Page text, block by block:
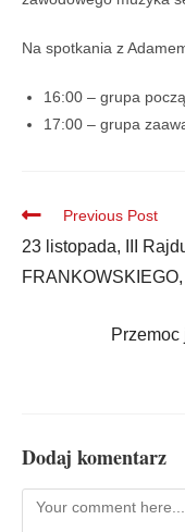
Na spotkania z
16:00 – grupa
17:00 – grupa
Previous Post
23 listopada, III
Przemoc
Dodaj komentarz